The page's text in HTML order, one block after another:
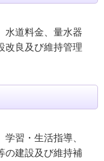
水道料金、量水器
改良及び維持管理
習・生活指導、
の建設及び維持補